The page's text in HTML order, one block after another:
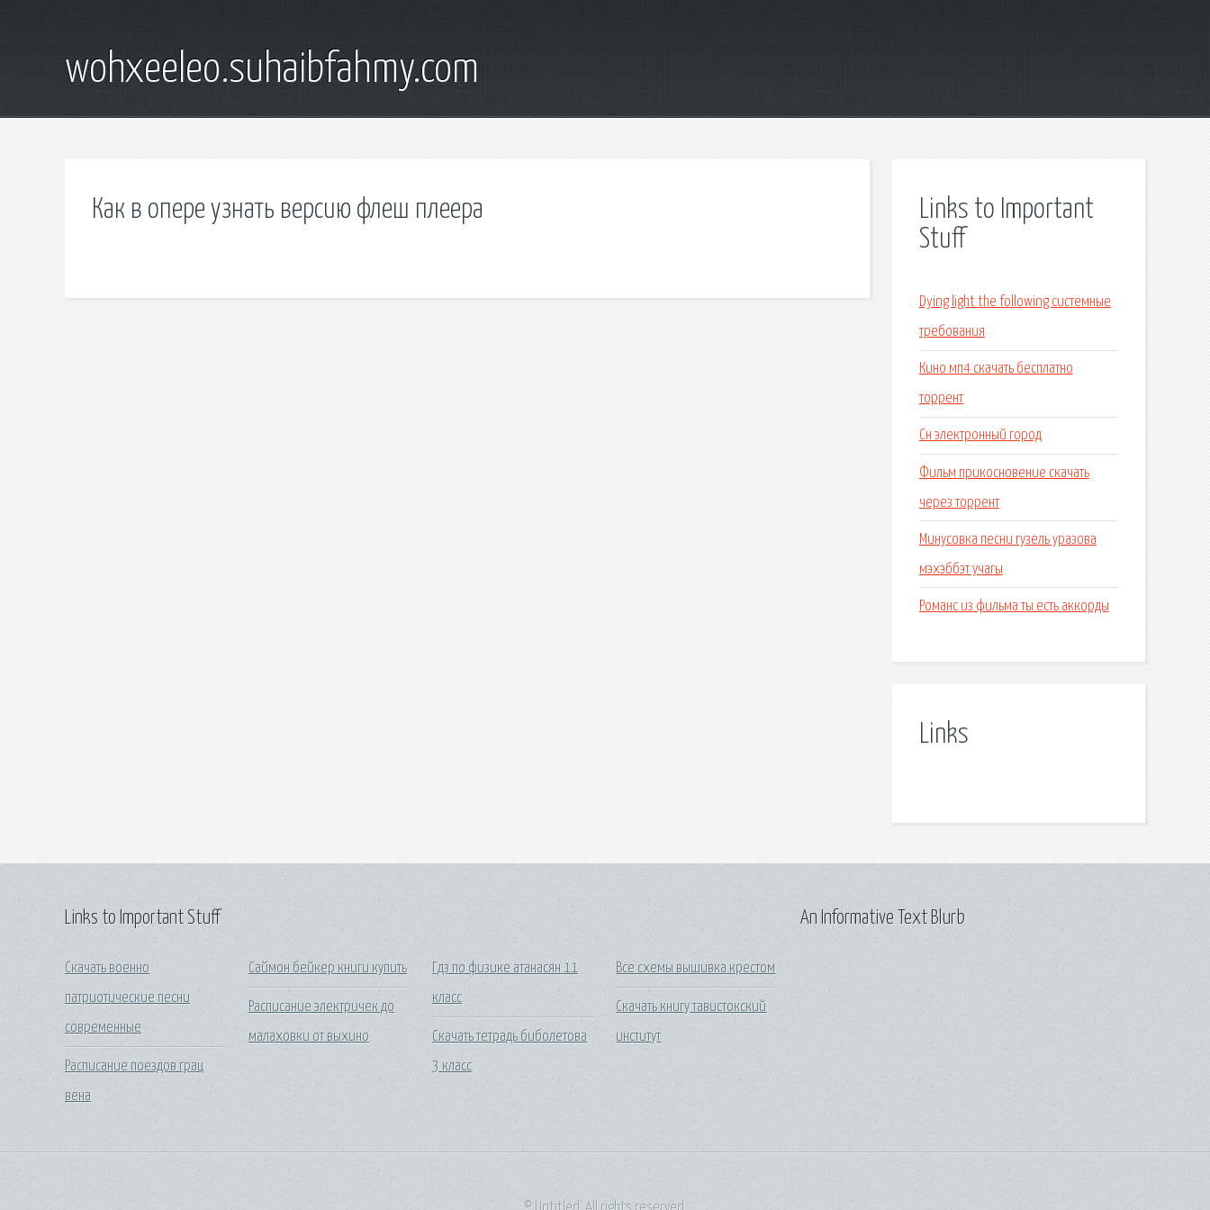
wohxeeleo.suhaibfahmy.com
Как в опере узнать версию флеш плеера
Links to Important
Stuff
Dying light the following системные
требования
Кино мп4 скачать бесплатно
торрент
Сн электронный город
Фильм прикосновение скачать
через торрент
Минусовка песни гузель уразова
мэхэббэт учагы
Романс из фильма ты есть аккорды
Links
Links to Important Stuff
Скачать военно
патриотические песни
современные
Расписание поездов грац
вена
Саймон бейкер книги купить
Расписание электричек до
малаховки от выхино
Гдз по физике атанасян 11
класс
Скачать тетрадь биболетова
3 класс
Все схемы вышивка крестом
Скачать книгу тавистокский
институт
An Informative Text Blurb